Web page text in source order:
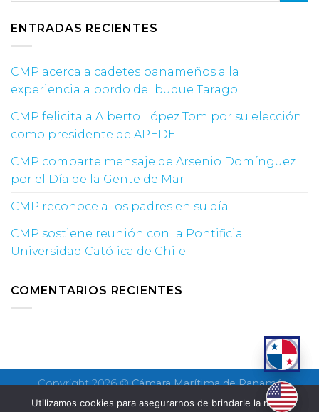
ENTRADAS RECIENTES
CMP acerca a cadetes panameños a la
experiencia a bordo del buque Tarago
CMP felicita a Alberto López Tom por su elección
como presidente de APEDE
CMP comparte mensaje de Arsenio Domínguez
por el Día de la Gente de Mar
CMP reconoce a los padres en su día
CMP sostiene reunión con la Pontificia
Universidad Católica de Chile
COMENTARIOS RECIENTES
Copyright 2026 ©Cámara Marítima de Panamá
Utilizamos cookies para asegurarnos de brindarle la mejor